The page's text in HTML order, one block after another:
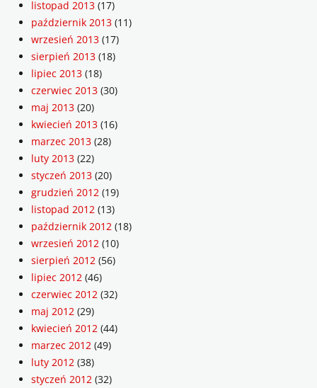
listopad 2013 (17)
październik 2013 (11)
wrzesień 2013 (17)
sierpień 2013 (18)
lipiec 2013 (18)
czerwiec 2013 (30)
maj 2013 (20)
kwiecień 2013 (16)
marzec 2013 (28)
luty 2013 (22)
styczeń 2013 (20)
grudzień 2012 (19)
listopad 2012 (13)
październik 2012 (18)
wrzesień 2012 (10)
sierpień 2012 (56)
lipiec 2012 (46)
czerwiec 2012 (32)
maj 2012 (29)
kwiecień 2012 (44)
marzec 2012 (49)
luty 2012 (38)
styczeń 2012 (32)